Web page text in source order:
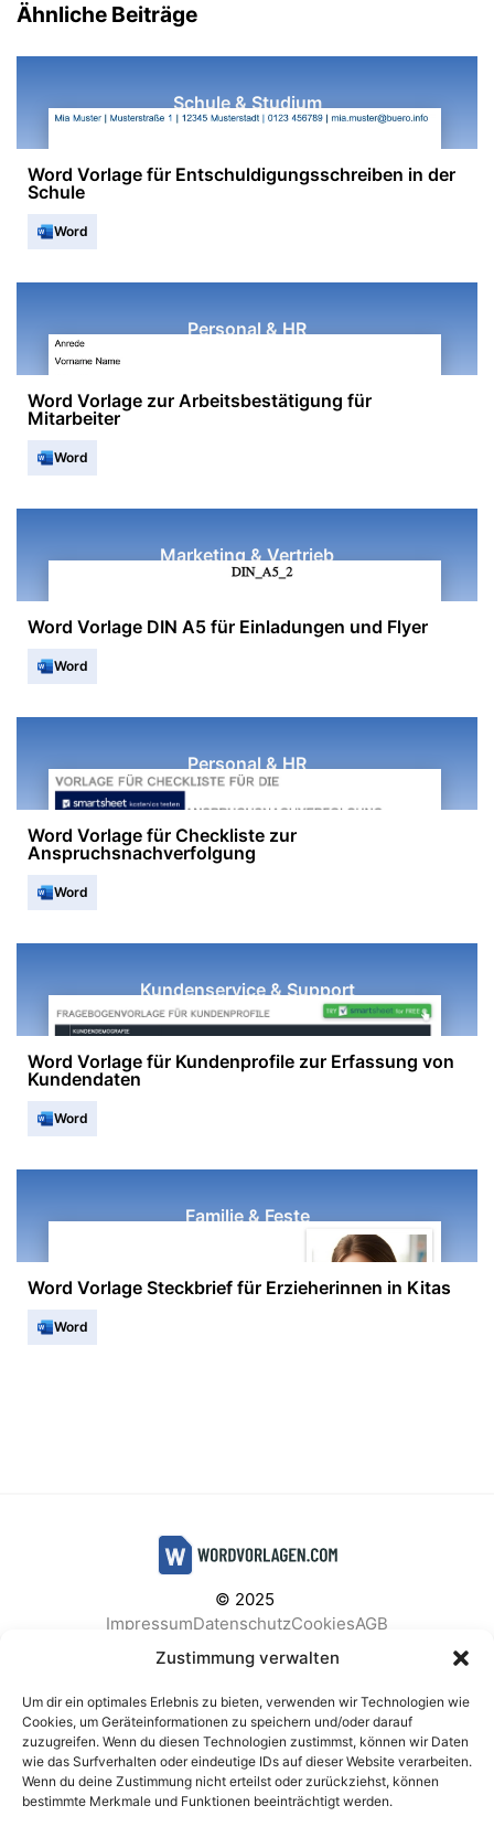
Zustimmung verwalten
Um dir ein optimales Erlebnis zu bieten, verwenden wir Technologien wie
Cookies, um Geräteinformationen zu speichern und/oder darauf
zuzugreifen. Wenn du diesen Technologien zustimmst, können wir Daten
wie das Surfverhalten oder eindeutige IDs auf dieser Website verarbeiten.
Wenn du deine Zustimmung nicht erteilst oder zurückziehst, können
bestimmte Merkmale und Funktionen beeinträchtigt werden.
Ähnliche Beiträge
Schule & Studium
Word Vorlage für Entschuldigungsschreiben in der
Schule
Word
Personal & HR
Word Vorlage zur Arbeitsbestätigung für
Mitarbeiter
Word
Marketing & Vertrieb
Word Vorlage DIN A5 für Einladungen und Flyer
Word
Personal & HR
Word Vorlage für Checkliste zur
Anspruchsnachverfolgung
Word
Kundenservice & Support
Word Vorlage für Kundenprofile zur Erfassung von
Kundendaten
Word
Familie & Feste
Word Vorlage Steckbrief für Erzieherinnen in Kitas
Word
© 2025
ImpressumDatenschutzCookiesAGB
Facebook
Instagram
BELIEBTE KATEGORIEN
Berichte & Analysen Business
Einkauf & Beschaffung